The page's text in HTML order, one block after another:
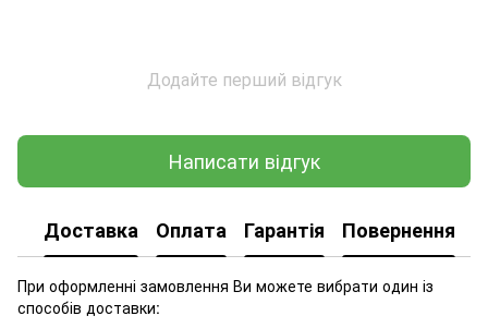
Додайте перший відгук
Написати відгук
Доставка Оплата Гарантія Повернення
При оформленні замовлення Ви можете вибрати один із
способів доставки: